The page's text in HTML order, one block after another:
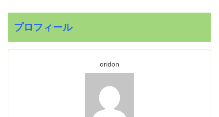
プロフィール
oridon